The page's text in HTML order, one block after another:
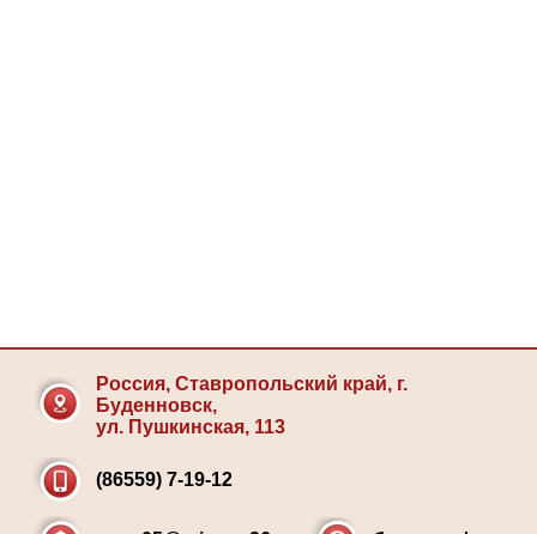
Россия, Ставропольский край, г.
Буденновск,
ул. Пушкинская, 113
(86559) 7-19-12